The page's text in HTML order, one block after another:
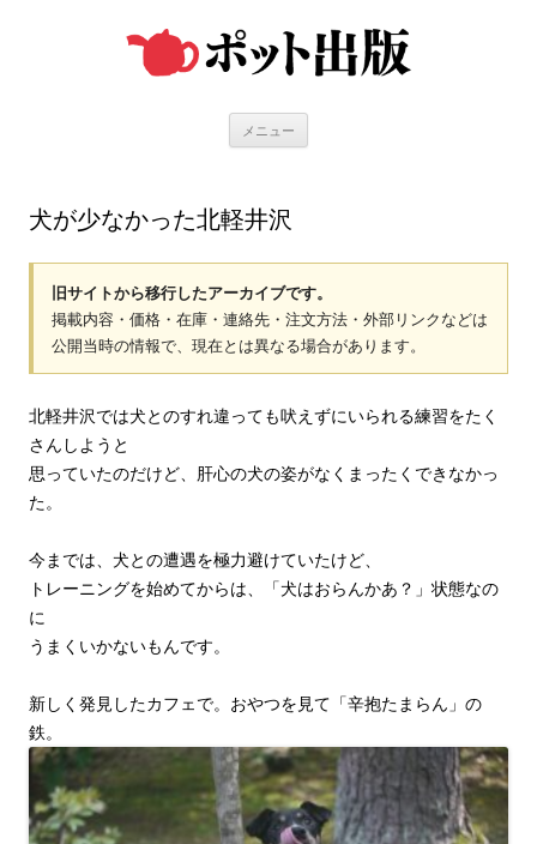
メニュー
犬が少なかった北軽井沢
旧サイトから移行したアーカイブです。
掲載内容・価格・在庫・連絡先・注文方法・外部リンクなどは
公開当時の情報で、現在とは異なる場合があります。
北軽井沢では犬とのすれ違っても吠えずにいられる練習をたく
さんしようと
思っていたのだけど、肝心の犬の姿がなくまったくできなかっ
た。
今までは、犬との遭遇を極力避けていたけど、
トレーニングを始めてからは、「犬はおらんかあ？」状態なの
に
うまくいかないもんです。
新しく発見したカフェで。おやつを見て「辛抱たまらん」の
鉄。